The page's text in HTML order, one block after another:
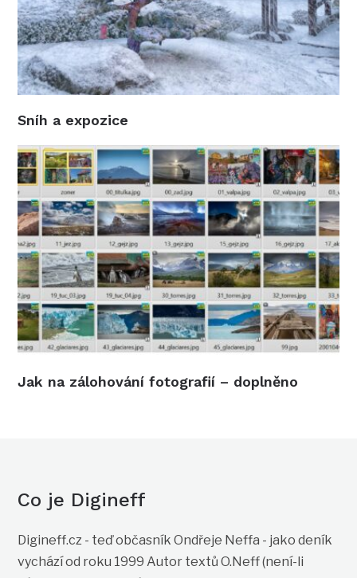
Sníh a expozice
Jak na zálohování fotografií – doplněno
Co je Digineff
Digineff.cz - teď občasník Ondřeje Neffa - jako deník
vychází od roku 1999 Autor textů O.Neff (není-li